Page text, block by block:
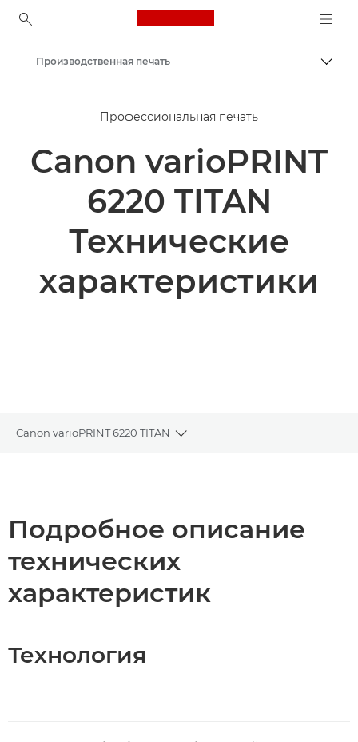
Canon Logo, back to
Решения и услуги
Продукты и решения для бизнеса
Производственная печать
Профессиональная печать
Canon varioPRINT
6220 TITAN
Технические
характеристики
Canon varioPRINT 6220 TITAN
Toggle breadcrumbs
Подробное описание
технических
характеристик
Технология